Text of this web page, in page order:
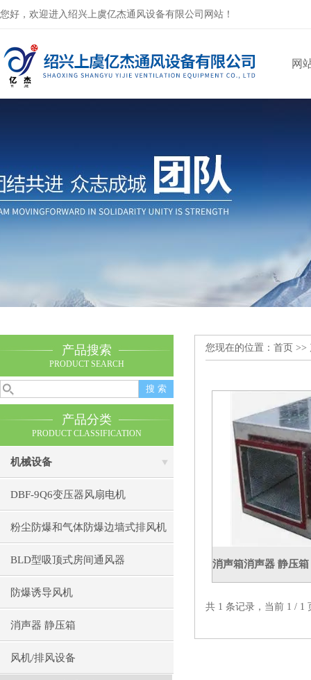
您好，欢迎进入绍兴上虞亿杰通风设备有限公司网站！
网
产品搜索
PRODUCT SEARCH
产品分类
PRODUCT CLASSIFICATION
机械设备
DBF-9Q6变压器风扇电机
粉尘防爆和气体防爆边墙式排风机
BLD型吸顶式房间通风器
防爆诱导风机
消声器 静压箱
风机/排风设备
您现在的位置： 首页 >>
共 1 条记录，当前 1 /